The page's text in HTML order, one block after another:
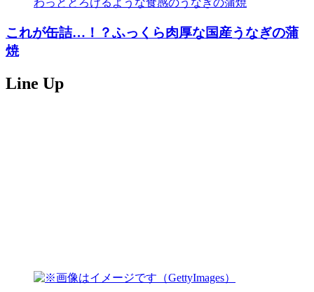
これが缶詰…！？ふっくら肉厚な国産うなぎの蒲
焼
Line Up